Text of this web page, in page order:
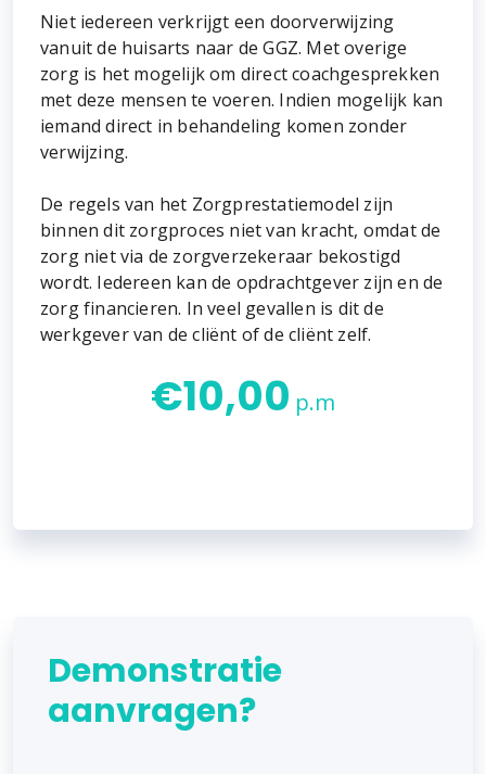
Niet iedereen verkrijgt een doorverwijzing
vanuit de huisarts naar de GGZ. Met overige
zorg is het mogelijk om direct coachgesprekken
met deze mensen te voeren. Indien mogelijk kan
iemand direct in behandeling komen zonder
verwijzing.
De regels van het Zorgprestatiemodel zijn
binnen dit zorgproces niet van kracht, omdat de
zorg niet via de zorgverzekeraar bekostigd
wordt. Iedereen kan de opdrachtgever zijn en de
zorg financieren. In veel gevallen is dit de
werkgever van de cliënt of de cliënt zelf.
€10,00 p.m
Demonstratie
aanvragen?